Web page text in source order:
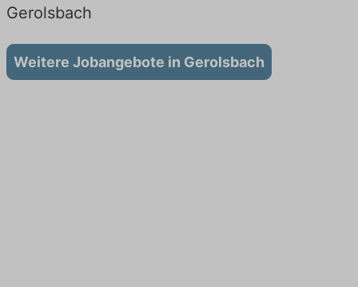
Gerolsbach
Weitere Jobangebote in Gerolsbach